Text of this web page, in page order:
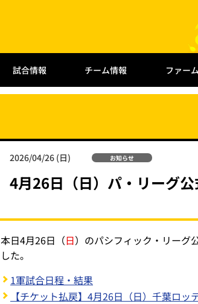
試合情報 チーム情報 ファーム
2026/04/26 (日) お知らせ
4月26日（日）パ・リーグ
本日4月26日（日）のパシフィック・リーグ
した｡
1軍試合日程・結果
【チケット払戻】4月26日（日）千葉ロッ